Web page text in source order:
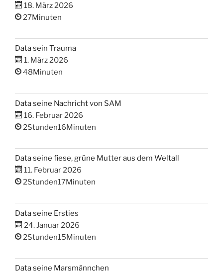
18. März 2026
27Minuten
Data sein Trauma
1. März 2026
48Minuten
Data seine Nachricht von SAM
16. Februar 2026
2Stunden16Minuten
Data seine fiese, grüne Mutter aus dem Weltall
11. Februar 2026
2Stunden17Minuten
Data seine Ersties
24. Januar 2026
2Stunden15Minuten
Data seine Marsmännchen